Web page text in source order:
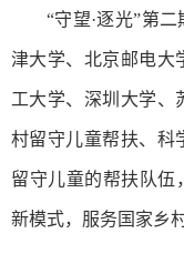
“守望·逐光”第
津大学、北京邮电大
工大学、深圳大学、
村留守儿童帮扶、科
留守儿童的帮扶队伍
新模式，服务国家乡